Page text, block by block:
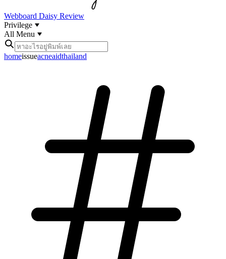
Webboard Daisy Review
Privilege
All Menu
homeissueacneaidthailand